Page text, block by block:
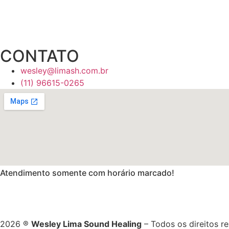
CONTATO
wesley@limash.com.br
(11) 96615-0265
Atendimento somente com horário marcado!
2026 ® Wesley Lima Sound Healing – Todos os direitos